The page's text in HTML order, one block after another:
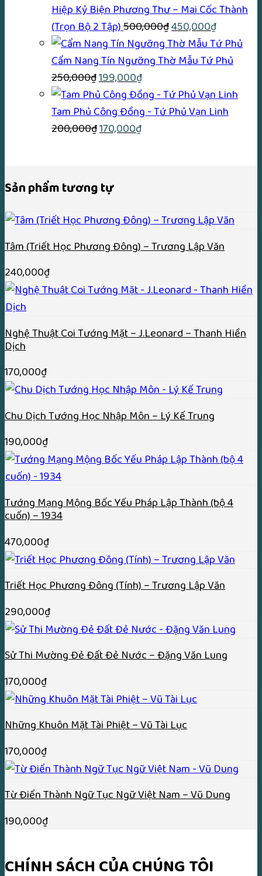
240,000₫.là:
Hiệp Kỷ Biện Phương Thư – Mai Cốc Thành
(Trọn Bộ 2 Tập)500,000₫Giá
gốc
là:
450,000₫Giá
hiện
tại
450,000₫.
Cẩm Nang Tín Ngưỡng Thờ Mẫu Tứ Phủ
250,000₫Giá
gốc
là:
250,000₫.
199,000₫Giá
hiện
tại
Tam Phủ Công Đồng - Tứ Phủ Vạn Linh
200,000₫Giá
200,000₫.
170,000₫Giá
Sản phẩm tương tự
Tâm (Triết Học Phương Đông) – Trương Lập Văn
240,000₫
Nghệ Thuật Coi Tướng Mặt – J.Leonard – Thanh Hiền
Dịch
170,000₫
Chu Dịch Tướng Học Nhập Môn – Lý Kế Trung
190,000₫
Tướng Mạng Mộng Bốc Yếu Pháp Lập Thành (bộ 4
cuốn) – 1934
470,000₫
Triết Học Phương Đông (Tính) – Trương Lập Văn
290,000₫
Sử Thi Mường Đẻ Đất Đẻ Nước – Đặng Văn Lung
170,000₫
Những Khuôn Mặt Tài Phiệt – Vũ Tài Lục
170,000₫
Từ Điển Thành Ngữ Tục Ngữ Việt Nam – Vũ Dung
190,000₫
CHÍNH SÁCH CỦA CHÚNG TÔI